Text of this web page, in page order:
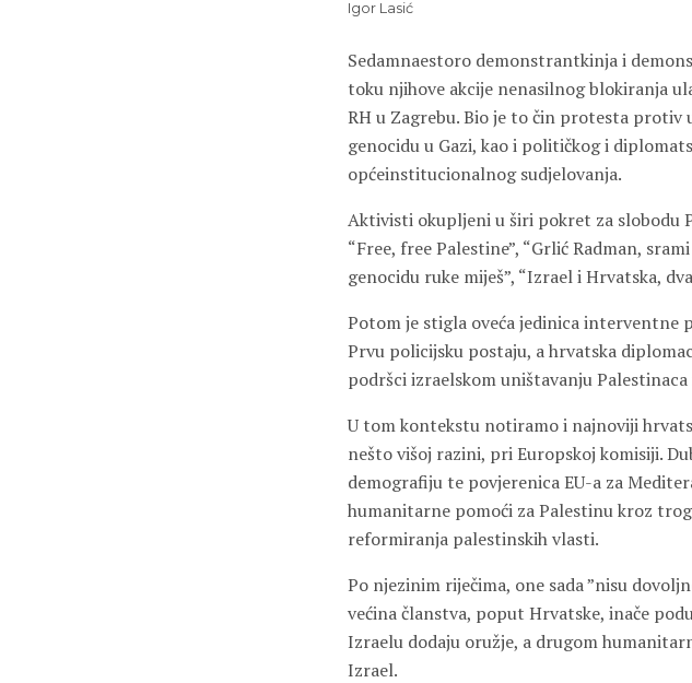
Igor Lasić
Sedamnaestoro demonstrantkinja i
toku njihove akcije nenasilnog blokiranja
RH u Zagrebu. Bio je to čin protesta protiv
genocidu u Gazi, kao i političkog i
općeinstitucionalnog sudjelovanja.
Aktivisti okupljeni u širi pokret za slobodu
“Free, free Palestine”, “Grlić Radman,
genocidu ruke miješ”, “Izrael i Hrvatska,
Potom je stigla oveća jedinica interventne
Prvu policijsku postaju, a hrvatska
podršci izraelskom uništavanju
U tom kontekstu notiramo i najnoviji
nešto višoj razini, pri Europskoj komisiji.
demografiju te povjerenica EU-a za
humanitarne pomoći za Palestinu kroz
reformiranja palestinskih vlasti.
Po njezinim riječima, one sada ”nisu
većina članstva, poput Hrvatske, inače
Izraelu dodaju oružje, a drugom
Izrael.